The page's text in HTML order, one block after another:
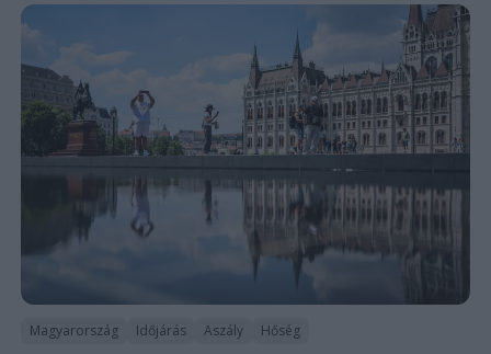
Magyarország Időjárás Aszály Hőség